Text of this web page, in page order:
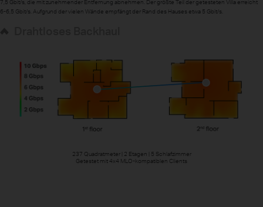
237 Quadratmeter | 2 Etagen | 5 Schlafzimmer
Getestet mit 4x4 MLO-kompatiblen Clients
7,5 Gbit/s, die mit zunehmender Entfernung abnehmen. Der größte Teil der getesteten Villa erreicht
6-6,5 Gbit/s. Aufgrund der vielen Wände empfängt der Rand des Hauses etwa 5 Gbit/s.